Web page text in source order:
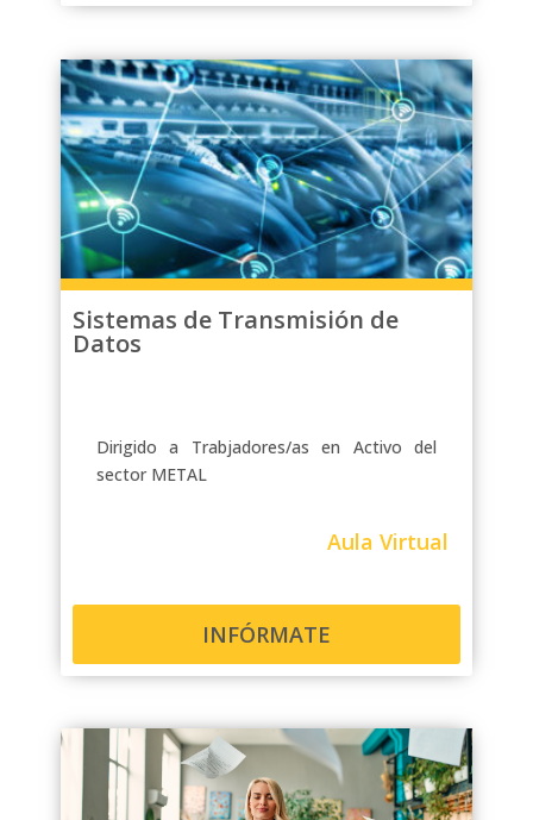
Sistemas de Transmisión de
Datos
Dirigido a Trabjadores/as en Activo del
sector METAL
Aula Virtual
INFÓRMATE